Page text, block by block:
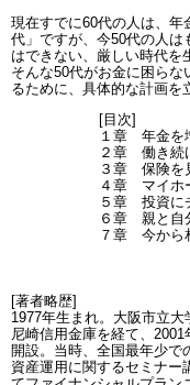
現在すでに60代の人は、
代」ですが、今50代の人は
はできない、厳しい時代を
そんな50代がお金に困らな
るために、具体的な計画を
[目次]
１章 年金を
２章 働き続
３章 保険を
４章 マイホ
５章 投資に
６章 親と自
７章 今から
[著者略歴]
1977年生まれ。大阪市立大
尼崎信用金庫を経て、
開設。当時、全国最年少で
資産運用に関するセミナー